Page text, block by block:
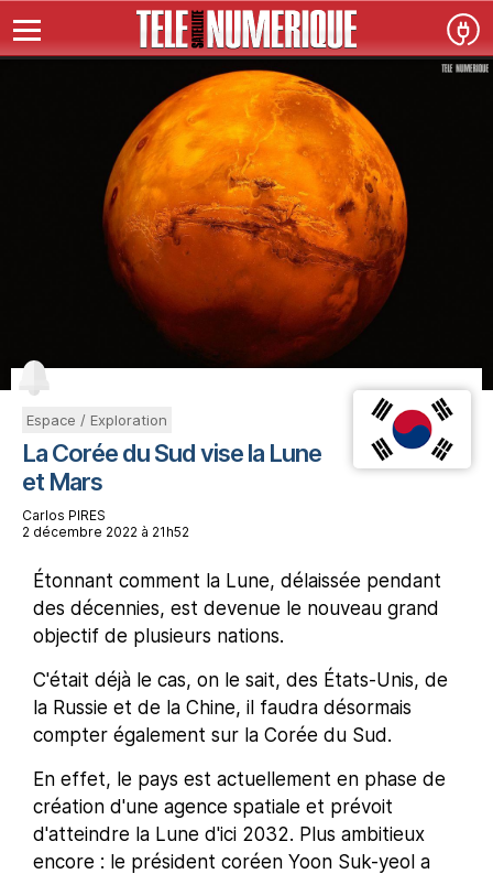
Espace / Exploration
La Corée du Sud vise la Lune
et Mars
Carlos PIRES
2 décembre 2022 à 21h52
Étonnant comment la Lune, délaissée pendant
des décennies, est devenue le nouveau grand
objectif de plusieurs nations.
C'était déjà le cas, on le sait, des États-Unis, de
la Russie et de la Chine, il faudra désormais
compter également sur la Corée du Sud.
En effet, le pays est actuellement en phase de
création d'une agence spatiale et prévoit
d'atteindre la Lune d'ici 2032. Plus ambitieux
encore : le président coréen Yoon Suk-yeol a